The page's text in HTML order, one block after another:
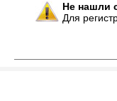
Не нашли
Для